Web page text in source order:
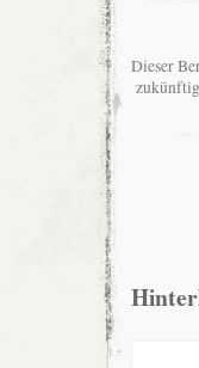
Dieser